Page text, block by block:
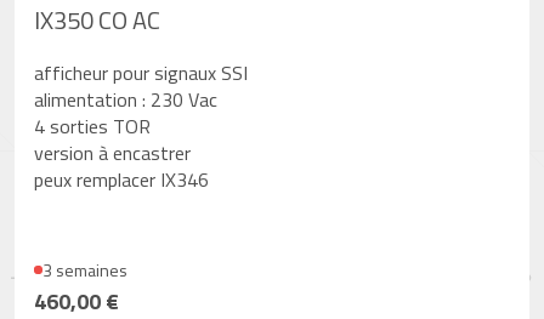
IX350 CO AC
afficheur pour signaux SSI
alimentation : 230 Vac
4 sorties TOR
version à encastrer
peux remplacer IX346
3 semaines
460,00 €